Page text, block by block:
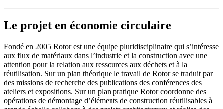
Le projet en économie circulaire
Fondé en 2005 Rotor est une équipe pluridisciplinaire qui s’intéresse
aux flux de matériaux dans l’industrie et la construction avec une
attention pour la relation aux ressources aux déchets et à la
réutilisation. Sur un plan théorique le travail de Rotor se traduit par
des missions de recherche des publications des conférences des
ateliers et expositions. Sur un plan pratique Rotor coordonne des
opérations de démontage d’éléments de construction réutilisables à